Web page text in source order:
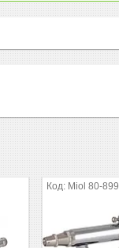
Miol 80-899